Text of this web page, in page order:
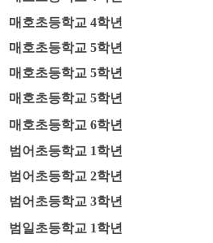
매호초등학교 4학년
매호초등학교 5학년
매호초등학교 5학년
매호초등학교 5학년
매호초등학교 6학년
범어초등학교 1학년
범어초등학교 2학년
범어초등학교 3학년
범일초등학교 1학년